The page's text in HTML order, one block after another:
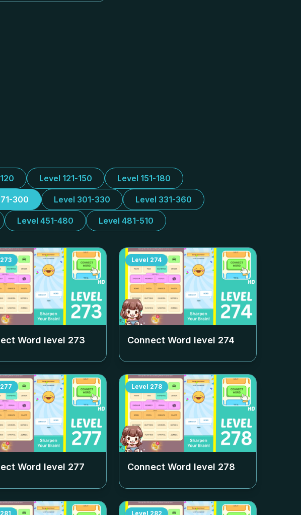
Level 121-150 Level 151-180
300 Level 301-330 Level 331-360
Level 451-480 Level 481-510
273
Word level 273
Level 274
Connect Word level 274
277
Word level 277
Level 278
Connect Word level 278
281 Level 282